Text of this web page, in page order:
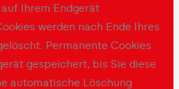
Ihrem Endgerät
werden nach Ende Ihres
Permanente Cookies
gespeichert, bis Sie diese
automatische Löschung